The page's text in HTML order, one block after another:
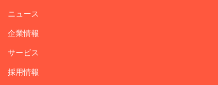
ニュース
企業情報
サービス
採用情報